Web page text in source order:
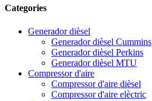
Categories
Generador dièsel
Generador dièsel Cummins
Generador dièsel Perkins
Generador dièsel MTU
Compressor d'aire
Compressor d'aire dièsel
Compressor d'aire elèctric